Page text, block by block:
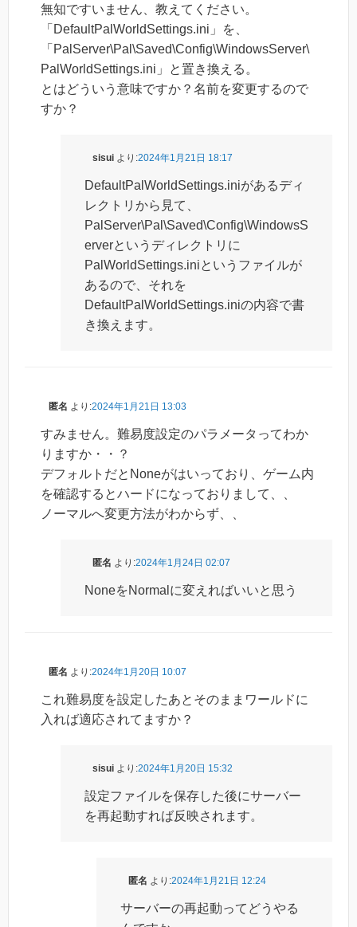
無知ですいません、教えてください。
「DefaultPalWorldSettings.ini」を、
「PalServer\Pal\Saved\Config\WindowsServer\
PalWorldSettings.ini」と置き換える。
とはどういう意味ですか？名前を変更するので
すか？
sisui より:2024年1月21日 18:17
DefaultPalWorldSettings.iniがあるディ
レクトリから見て、
PalServer\Pal\Saved\Config\WindowsS
erverというディレクトリに
PalWorldSettings.iniというファイルが
あるので、それを
DefaultPalWorldSettings.iniの内容で書
き換えます。
匿名 より:2024年1月21日 13:03
すみません。難易度設定のパラメータってわか
りますか・・？
デフォルトだとNoneがはいっており、ゲーム内
を確認するとハードになっておりまして、、
ノーマルへ変更方法がわからず、、
匿名 より:2024年1月24日 02:07
NoneをNormalに変えればいいと思う
匿名 より:2024年1月20日 10:07
これ難易度を設定したあとそのままワールドに
入れば適応されてますか？
sisui より:2024年1月20日 15:32
設定ファイルを保存した後にサーバー
を再起動すれば反映されます。
匿名 より:2024年1月21日 12:24
サーバーの再起動ってどうやる